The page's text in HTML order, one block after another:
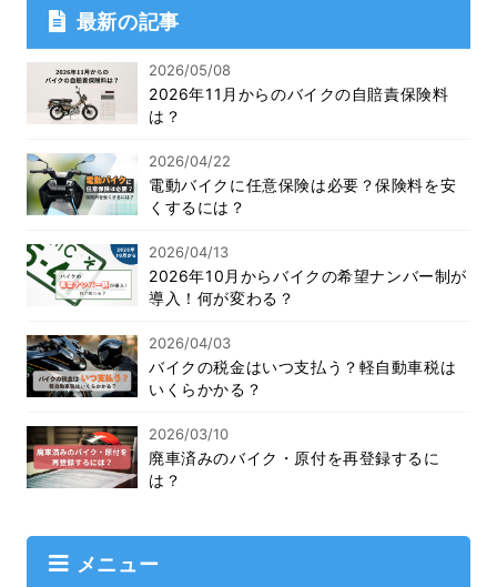
最新の記事
2026/05/08
2026年11月からのバイクの自賠責保険料
は？
2026/04/22
電動バイクに任意保険は必要？保険料を安
くするには？
2026/04/13
2026年10月からバイクの希望ナンバー制が
導入！何が変わる？
2026/04/03
バイクの税金はいつ支払う？軽自動車税は
いくらかかる？
2026/03/10
廃車済みのバイク・原付を再登録するに
は？
メニュー